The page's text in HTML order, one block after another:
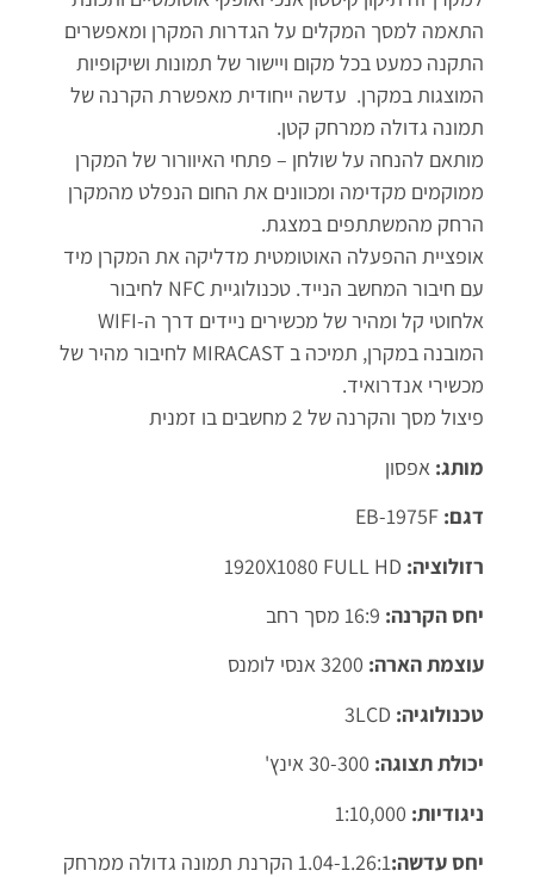
התאמה למסך המקלים על הגדרות המקרן ומאפשרים
התקנה כמעט בכל מקום ויישור של תמונות ושיקופיות
המוצגות במקרן. עדשה ייחודית מאפשרת הקרנה של
תמונה גדולה ממרחק קטן.
מותאם להנחה על שולחן – פתחי האיוורור של המקרן
ממוקמים מקדימה ומכוונים את החום הנפלט מהמקרן
הרחק מהמשתתפים במצגת.
אופציית ההפעלה האוטומטית מדליקה את המקרן מיד
עם חיבור המחשב הנייד. טכנולוגיית NFC לחיבור
אלחוטי קל ומהיר של מכשירים ניידים דרך ה-WIFI
המובנה במקרן, תמיכה ב MIRACAST לחיבור מהיר של
מכשירי אנדרואיד.
פיצול מסך והקרנה של 2 מחשבים בו זמנית
מותג: אפסון
דגם: EB-1975F
רזולוציה:
יחס הקרנה: 16:9 מסך רחב
עוצמת הארה:
טכנולוגיה:
יכולת תצוגה:
ניגודיות:
יחס עדשה:
1.04-1.26:1 הקרנת תמונה גדולה ממרחק